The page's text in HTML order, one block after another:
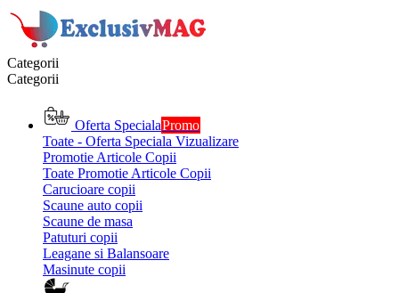
Categorii
Categorii
Oferta SpecialaPromo
Toate - Oferta Speciala Vizualizare
Promotie Articole Copii
Toate Promotie Articole Copii
Carucioare copii
Scaune auto copii
Scaune de masa
Patuturi copii
Leagane si Balansoare
Masinute copii